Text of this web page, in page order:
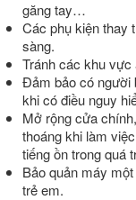
găng tay…
Các phụ kiện thay
sàng.
Tránh các khu
Đảm bảo có người
khi có điều nguy
Mở rộng cửa
thoáng khi làm
tiếng ồn trong quá
Bảo quản máy
trẻ em.